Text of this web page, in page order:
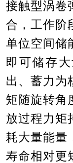
接触型涡卷
合，工作阶
单位空间储
即可储存
出、蓄力为
矩随旋转角
放过程力矩
耗大量能量
寿命相对更